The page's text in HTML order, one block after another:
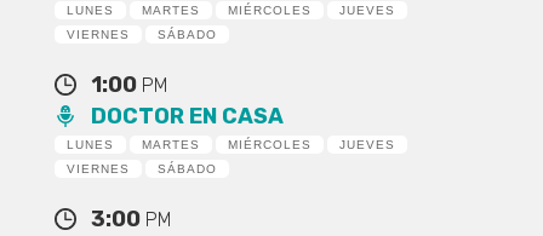
LUNES MARTES MIÉRCOLES
JUEVES
VIERNES
SÁBADO
1:00 PM
DOCTOR EN CASA
LUNES MARTES MIÉRCOLES
JUEVES
VIERNES
SÁBADO
3:00 PM